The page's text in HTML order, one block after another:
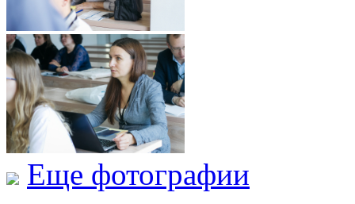
Еще фотографии